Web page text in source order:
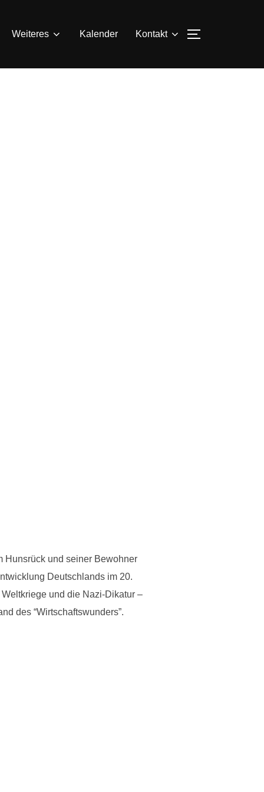
Weiteres Kalender Kontakt
Hunsrück und seiner Bewohner
Deutschlands im 20.
und die Nazi-Dikatur –
des “Wirtschaftswunders”.